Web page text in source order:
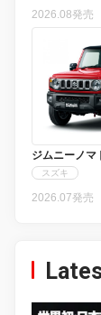
2026.08発売
ジムニーノマ
スズキ
2026.07発売